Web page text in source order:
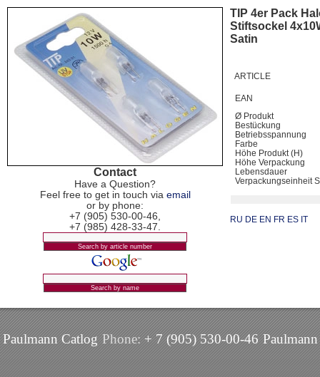
Contact
Have a Question?
Feel free to get in touch via email
or by phone:
+7 (905) 530-00-46,
+7 (985) 428-33-47.
TIP 4er Pack
Stiftsockel
Satin
ARTICLE
EAN
Ø Produkt
Bestückung
Betriebsspannung
Farbe
Höhe Produkt (H)
Höhe Verpackung
Lebensdauer
Verpackungseinheit
RU DE EN FR ES IT
Paulmann Catlog Phone:+ 7 (905) 530-00-46 Paulmann